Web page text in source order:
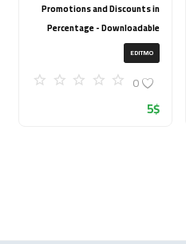
Promotions and Discounts in
Percentage - Downloadable
Guide
EDITMO
0
5$